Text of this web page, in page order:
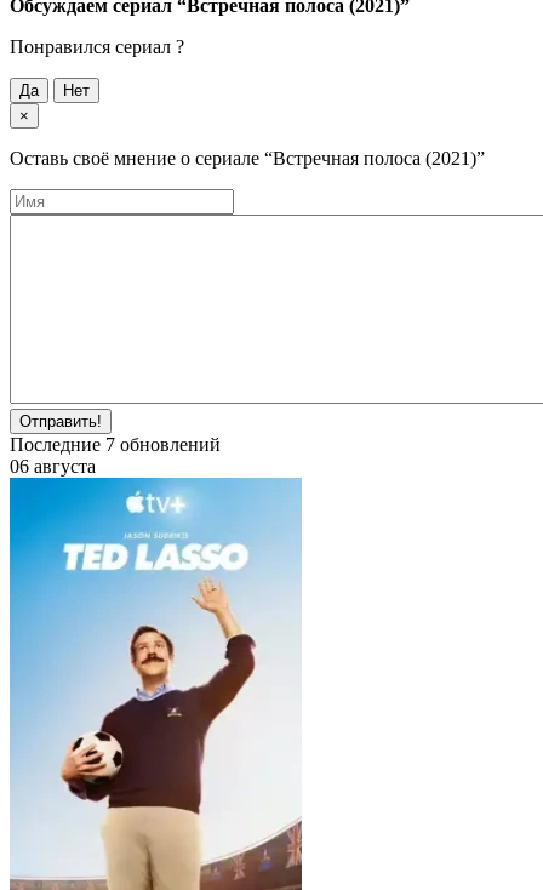
Обсуждаем cериал “Встречная полоса (2021)”
Понравился cериал ?
Да
Нет
×
Оставь своё мнение о cериале “Встречная полоса (2021)”
Отправить!
Последние 7 обновлений
06 августа